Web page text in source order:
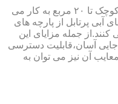
این نوع کولر ها معمولا برای فضا های کوچک تا ۲۰ مربع به کار می
آبی پرتابل از پارچه های
جمله مزایای این
آسان،قابلیت دسترسی
آن نیز می توان به